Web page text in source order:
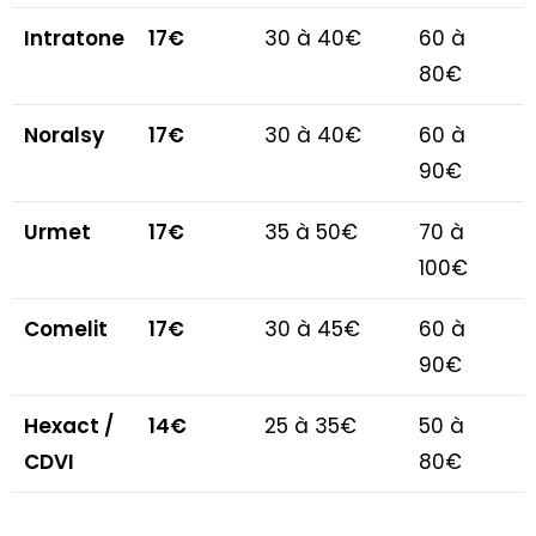
Intratone 17€ 30 à 40€
60 à
80€
Noralsy 17€ 30 à 40€
60 à
90€
Urmet 17€ 35 à 50€
70 à
100€
Comelit 17€ 30 à 45€
60 à
90€
Hexact /
CDVI
14€ 25 à 35€
50 à
80€